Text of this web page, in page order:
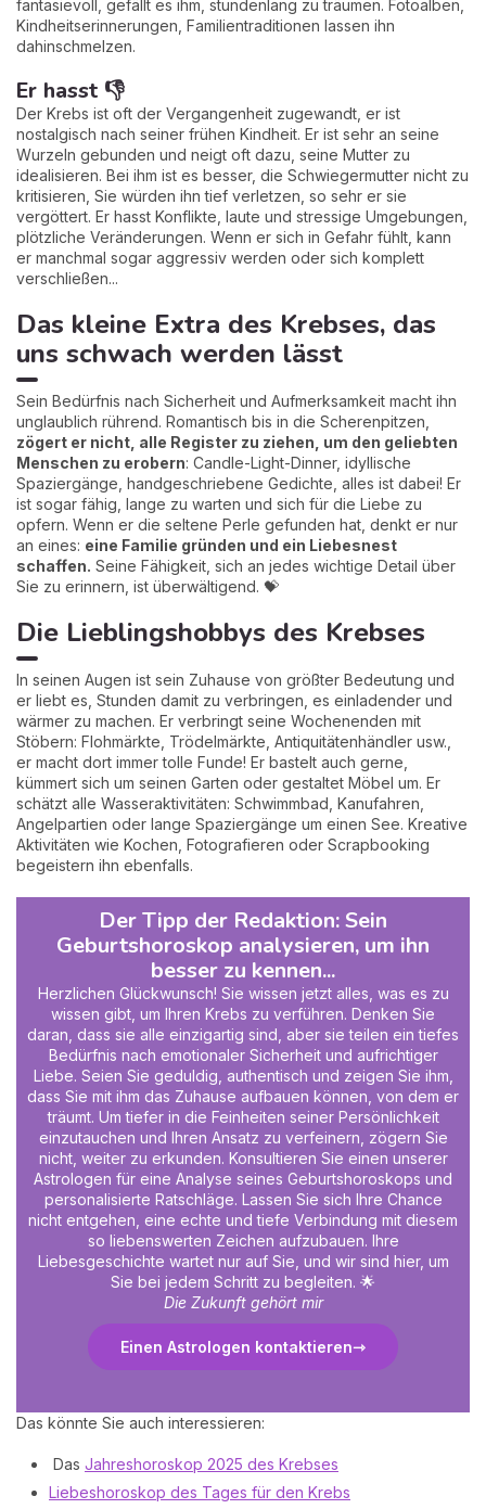
fantasievoll, gefällt es ihm, stundenlang zu träumen. Fotoalben,
Kindheitserinnerungen, Familientraditionen lassen ihn
dahinschmelzen.
Er hasst 👎
Der Krebs ist oft der Vergangenheit zugewandt, er ist
nostalgisch nach seiner frühen Kindheit. Er ist sehr an seine
Wurzeln gebunden und neigt oft dazu, seine Mutter zu
idealisieren. Bei ihm ist es besser, die Schwiegermutter nicht zu
kritisieren, Sie würden ihn tief verletzen, so sehr er sie
vergöttert. Er hasst Konflikte, laute und stressige Umgebungen,
plötzliche Veränderungen. Wenn er sich in Gefahr fühlt, kann
er manchmal sogar aggressiv werden oder sich komplett
verschließen...
Das kleine Extra des Krebses, das
uns schwach werden lässt
Sein Bedürfnis nach Sicherheit und Aufmerksamkeit macht ihn
unglaublich rührend. Romantisch bis in die Scherenpitzen,
zögert er nicht, alle Register zu ziehen, um den geliebten
Menschen zu erobern: Candle-Light-Dinner, idyllische
Spaziergänge, handgeschriebene Gedichte, alles ist dabei! Er
ist sogar fähig, lange zu warten und sich für die Liebe zu
opfern. Wenn er die seltene Perle gefunden hat, denkt er nur
an eines: eine Familie gründen und ein Liebesnest
schaffen. Seine Fähigkeit, sich an jedes wichtige Detail über
Sie zu erinnern, ist überwältigend. 💝
Die Lieblingshobbys des Krebses
In seinen Augen ist sein Zuhause von größter Bedeutung und
er liebt es, Stunden damit zu verbringen, es einladender und
wärmer zu machen. Er verbringt seine Wochenenden mit
Stöbern: Flohmärkte, Trödelmärkte, Antiquitätenhändler usw.,
er macht dort immer tolle Funde! Er bastelt auch gerne,
kümmert sich um seinen Garten oder gestaltet Möbel um. Er
schätzt alle Wasseraktivitäten: Schwimmbad, Kanufahren,
Angelpartien oder lange Spaziergänge um einen See. Kreative
Aktivitäten wie Kochen, Fotografieren oder Scrapbooking
begeistern ihn ebenfalls.
Der Tipp der Redaktion: Sein
Geburtshoroskop analysieren, um ihn
besser zu kennen...
Herzlichen Glückwunsch! Sie wissen jetzt alles, was es zu
wissen gibt, um Ihren Krebs zu verführen. Denken Sie
daran, dass sie alle einzigartig sind, aber sie teilen ein tiefes
Bedürfnis nach emotionaler Sicherheit und aufrichtiger
Liebe. Seien Sie geduldig, authentisch und zeigen Sie ihm,
dass Sie mit ihm das Zuhause aufbauen können, von dem er
träumt. Um tiefer in die Feinheiten seiner Persönlichkeit
einzutauchen und Ihren Ansatz zu verfeinern, zögern Sie
nicht, weiter zu erkunden. Konsultieren Sie einen unserer
Astrologen für eine Analyse seines Geburtshoroskops und
personalisierte Ratschläge. Lassen Sie sich Ihre Chance
nicht entgehen, eine echte und tiefe Verbindung mit diesem
so liebenswerten Zeichen aufzubauen. Ihre
Liebesgeschichte wartet nur auf Sie, und wir sind hier, um
Sie bei jedem Schritt zu begleiten. 🌟
Die Zukunft gehört mir
Einen Astrologen kontaktieren
Das könnte Sie auch interessieren:
Das Jahreshoroskop 2025 des Krebses
Liebeshoroskop des Tages für den Krebs